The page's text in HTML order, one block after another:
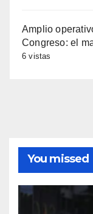
Amplio
Congreso: el
6 vistas
You missed